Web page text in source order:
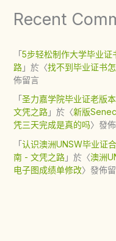
Recent
「5步轻松制作大学毕业证
路」於〈找不到毕业证书
佈留言
「圣力嘉学院毕业证老版
文凭之路」於〈新版
凭三天完成是真的吗〉發
「认识澳洲UNSW毕业证
南 - 文凭之路」於〈澳洲
电子图成绩单修改〉發佈